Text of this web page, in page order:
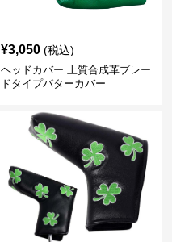
¥3,050 (税込)
ヘッドカバー 上質合成革ブレー
ドタイプパターカバー